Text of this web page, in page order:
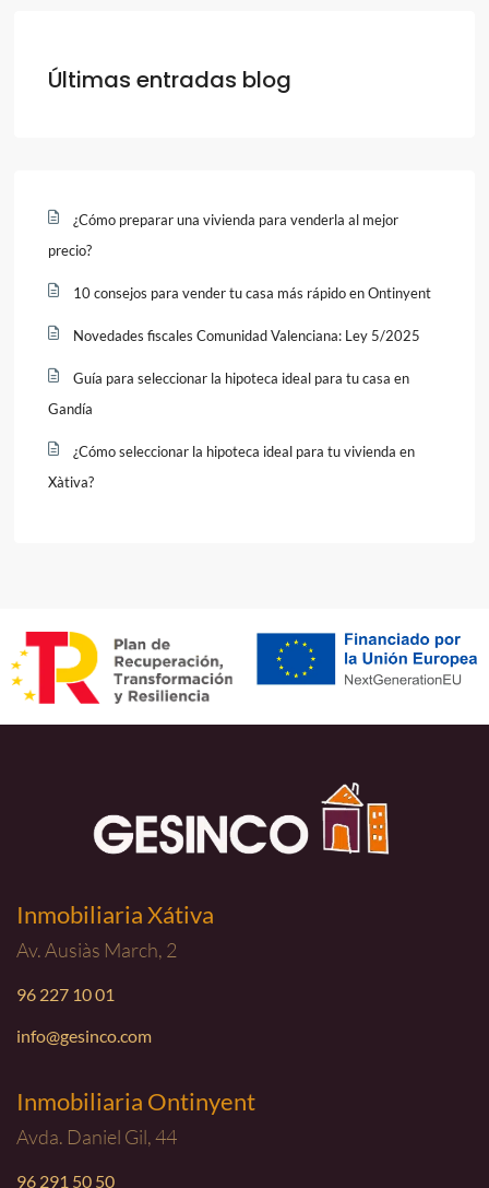
Últimas entradas blog
¿Cómo preparar una vivienda para venderla al mejor
precio?
10 consejos para vender tu casa más rápido en Ontinyent
Novedades fiscales Comunidad Valenciana: Ley 5/2025
Guía para seleccionar la hipoteca ideal para tu casa en
Gandía
¿Cómo seleccionar la hipoteca ideal para tu vivienda en
Xàtiva?
Inmobiliaria Xátiva
Av. Ausiàs March, 2
96 227 10 01
info@gesinco.com
Inmobiliaria Ontinyent
Avda. Daniel Gil, 44
96 291 50 50